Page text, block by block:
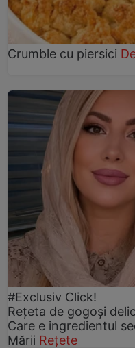
Crumble cu piersici
#Exclusiv Click!
Rețeta de gogoşi
Care e ingredientul
Mării Rețete